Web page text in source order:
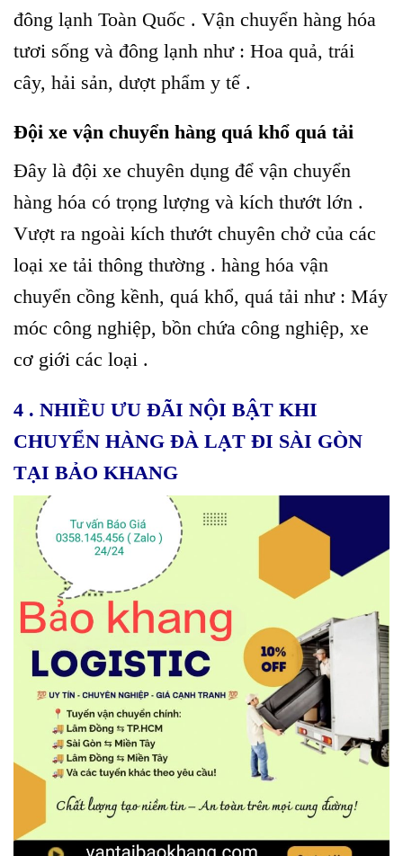
đông lạnh Toàn Quốc . Vận chuyển hàng hóa
tươi sống và đông lạnh như : Hoa quả, trái
cây, hải sản, dượt phẩm y tế .
Đội xe vận chuyển hàng quá khổ quá tải
Đây là đội xe chuyên dụng để vận chuyển
hàng hóa có trọng lượng và kích thướt lớn .
Vượt ra ngoài kích thướt chuyên chở của các
loại xe tải thông thường . hàng hóa vận
chuyển cồng kềnh, quá khổ, quá tải như : Máy
móc công nghiệp, bồn chứa công nghiệp, xe
cơ giới các loại .
4 . NHIỀU ƯU ĐÃI NỘI BẬT KHI
CHUYỂN HÀNG ĐÀ LẠT ĐI SÀI GÒN
TẠI BẢO KHANG